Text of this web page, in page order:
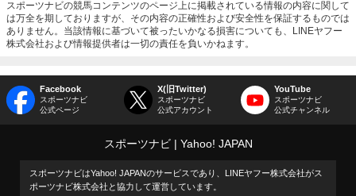
スポーツナビの競馬コンテンツのページ上に掲載されている情報の内容に関して
は万全を期しておりますが、その内容の正確性および安全性を保証するものでは
ありません。当該情報に基づいて被ったいかなる損害についても、LINEヤフー
株式会社および情報提供者は一切の責任を負いかねます。
Facebook
スポーツナビ
公式ページ
X(旧Twitter)
スポーツナビ
公式アカウント
YouTube
スポーツナビ
公式チャンネル
スポーツナビ Yahoo! JAPAN
スポーツナビはYahoo! JAPANのサービスであり、LINEヤフー株式会社がス
ポーツナビ株式会社と協力して運営しています。